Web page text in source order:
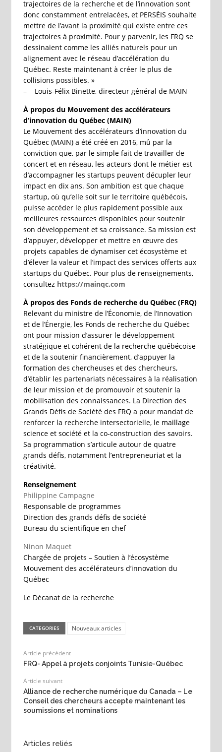
trajectoires de la recherche et de l’innovation sont
donc constamment entrelacées, et PERSÉIS souhaite
mettre de l’avant la proximité qui existe entre ces
trajectoires à proximité. Pour y parvenir, les FRQ se
dessinaient comme les alliés naturels pour un
alignement avec le réseau d’accélération du
Québec. Reste maintenant à créer le plus de
collisions possibles. »
– Louis-Félix Binette, directeur général de MAIN
À propos du Mouvement des accélérateurs
d’innovation du Québec (MAIN)
Le Mouvement des accélérateurs d’innovation du
Québec (MAIN) a été créé en 2016, mû par la
conviction que, par le simple fait de travailler de
concert et en réseau, les acteurs dont le métier est
d’accompagner les startups peuvent décupler leur
impact en dix ans. Son ambition est que chaque
startup, où qu’elle soit sur le territoire québécois,
puisse accéder le plus rapidement possible aux
meilleures ressources disponibles pour soutenir
son développement et sa croissance. Sa mission est
d’appuyer, développer et mettre en œuvre des
projets capables de dynamiser cet écosystème et
d’élever la valeur et l’impact des services offerts aux
startups du Québec. Pour plus de renseignements,
consultez https://mainqc.com
À propos des Fonds de recherche du Québec (FRQ)
Relevant du ministre de l’Économie, de l’Innovation
et de l’Énergie, les Fonds de recherche du Québec
ont pour mission d’assurer le développement
stratégique et cohérent de la recherche québécoise
et de la soutenir financièrement, d’appuyer la
formation des chercheuses et des chercheurs,
d’établir les partenariats nécessaires à la réalisation
de leur mission et de promouvoir et soutenir la
mobilisation des connaissances. La Direction des
Grands Défis de Société des FRQ a pour mandat de
renforcer la recherche intersectorielle, le maillage
science et société et la co-construction des savoirs.
Sa programmation s’articule autour de quatre
grands défis, notamment l’entrepreneuriat et la
créativité.
Renseignement
Philippine Campagne
Responsable de programmes
Direction des grands défis de société
Bureau du scientifique en chef
Ninon Maquet
Chargée de projets – Soutien à l’écosystème
Mouvement des accélérateurs d’innovation du
Québec
Le Décanat de la recherche
CATEGORIES Nouveaux articles
Article précédent
FRQ- Appel à projets conjoints Tunisie-Québec
Article suivant
Alliance de recherche numérique du Canada – Le
Conseil des chercheurs accepte maintenant les
soumissions et nominations
Articles reliés